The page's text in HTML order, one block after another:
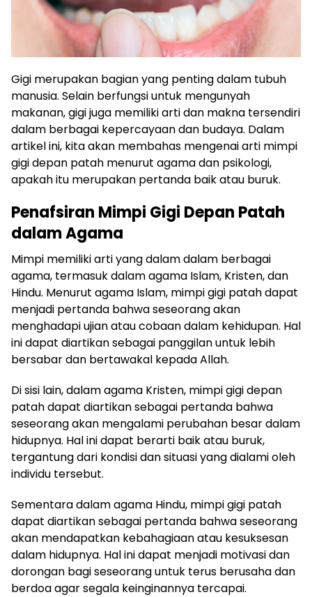
Gigi merupakan bagian yang penting dalam tubuh
manusia. Selain berfungsi untuk mengunyah
makanan, gigi juga memiliki arti dan makna tersendiri
dalam berbagai kepercayaan dan budaya. Dalam
artikel ini, kita akan membahas mengenai arti mimpi
gigi depan patah menurut agama dan psikologi,
apakah itu merupakan pertanda baik atau buruk.
Penafsiran Mimpi Gigi Depan Patah
dalam Agama
Mimpi memiliki arti yang dalam dalam berbagai
agama, termasuk dalam agama Islam, Kristen, dan
Hindu. Menurut agama Islam, mimpi gigi patah dapat
menjadi pertanda bahwa seseorang akan
menghadapi ujian atau cobaan dalam kehidupan. Hal
ini dapat diartikan sebagai panggilan untuk lebih
bersabar dan bertawakal kepada Allah.
Di sisi lain, dalam agama Kristen, mimpi gigi depan
patah dapat diartikan sebagai pertanda bahwa
seseorang akan mengalami perubahan besar dalam
hidupnya. Hal ini dapat berarti baik atau buruk,
tergantung dari kondisi dan situasi yang dialami oleh
individu tersebut.
Sementara dalam agama Hindu, mimpi gigi patah
dapat diartikan sebagai pertanda bahwa seseorang
akan mendapatkan kebahagiaan atau kesuksesan
dalam hidupnya. Hal ini dapat menjadi motivasi dan
dorongan bagi seseorang untuk terus berusaha dan
berdoa agar segala keinginannya tercapai.